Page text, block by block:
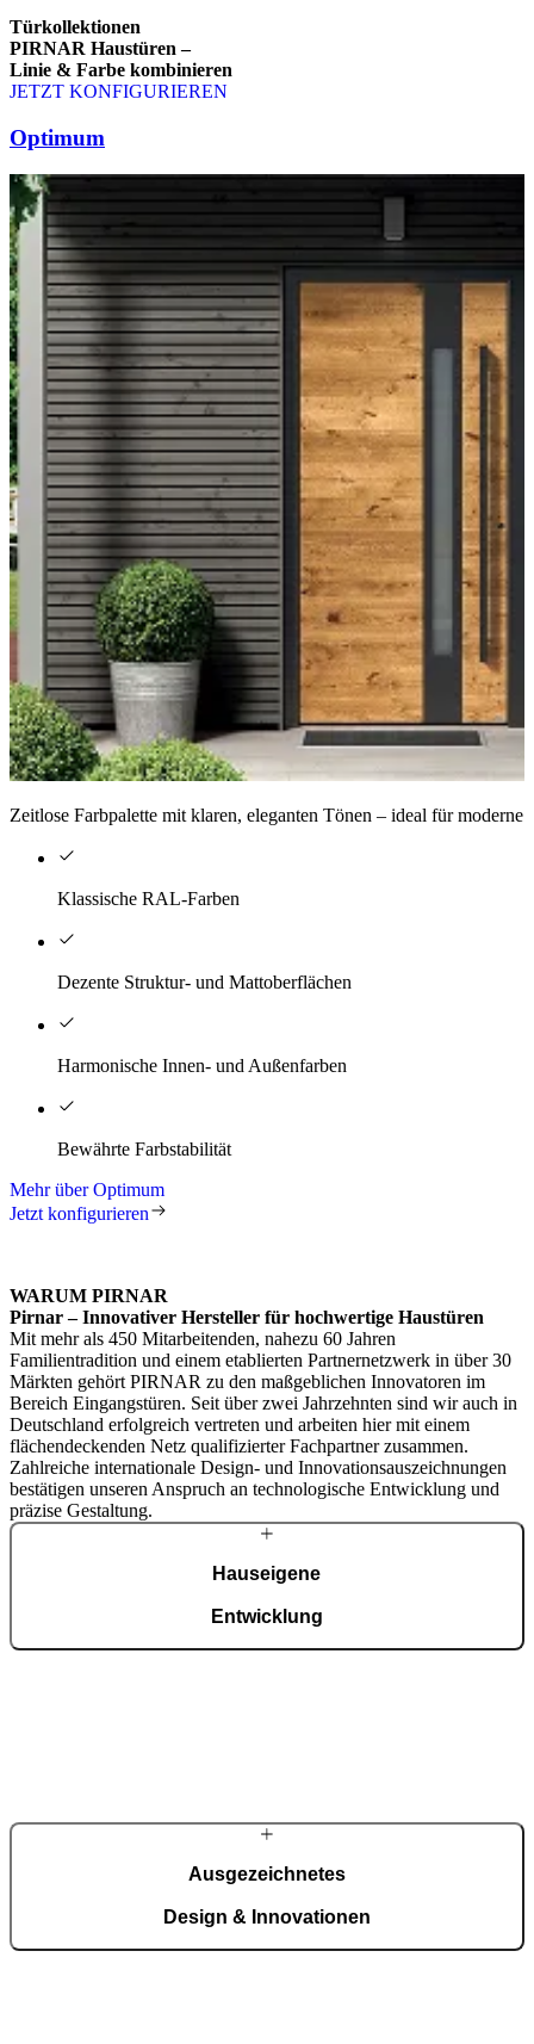
Türkollektionen
PIRNAR Haustüren –
Linie & Farbe kombinieren
JETZT KONFIGURIEREN
Optimum
Zeitlose Farbpalette mit klaren, eleganten Tönen – ideal für
Klassische RAL-Farben
Dezente Struktur- und Mattoberflächen
Harmonische Innen- und Außenfarben
Bewährte Farbstabilität
Mehr über Optimum
Jetzt konfigurieren
WARUM PIRNAR
Pirnar – Innovativer Hersteller für hochwertige Haustüren
Mit mehr als 450 Mitarbeitenden, nahezu 60 Jahren
Familientradition und einem etablierten Partnernetzwerk in über 30
Märkten gehört PIRNAR zu den maßgeblichen Innovatoren im
Bereich Eingangstüren. Seit über zwei Jahrzehnten sind wir auch in
Deutschland erfolgreich vertreten und arbeiten hier mit einem
flächendeckenden Netz qualifizierter Fachpartner zusammen.
Zahlreiche internationale Design- und Innovationsauszeichnungen
bestätigen unseren Anspruch an technologische Entwicklung und
präzise Gestaltung.
Hauseigene
Entwicklung
Ausgezeichnetes
Design & Innovationen